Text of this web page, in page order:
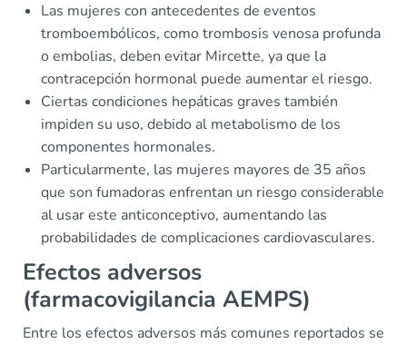
Las mujeres con antecedentes de eventos
tromboembólicos, como trombosis venosa profunda
o embolias, deben evitar Mircette, ya que la
contracepción hormonal puede aumentar el riesgo.
Ciertas condiciones hepáticas graves también
impiden su uso, debido al metabolismo de los
componentes hormonales.
Particularmente, las mujeres mayores de 35 años
que son fumadoras enfrentan un riesgo considerable
al usar este anticonceptivo, aumentando las
probabilidades de complicaciones cardiovasculares.
Efectos adversos
(farmacovigilancia AEMPS)
Entre los efectos adversos más comunes reportados se